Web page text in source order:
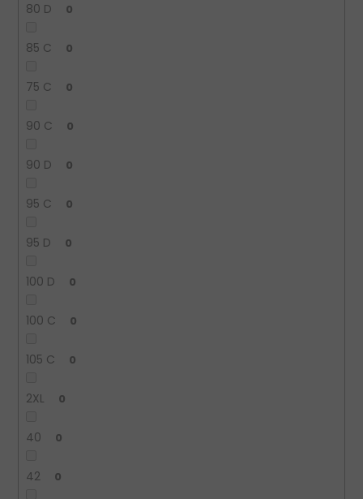
80 D 0
85 C 0
75 C 0
90 C 0
90 D 0
95 C 0
95 D 0
100 D 0
100 C 0
105 C 0
2XL 0
40 0
42 0